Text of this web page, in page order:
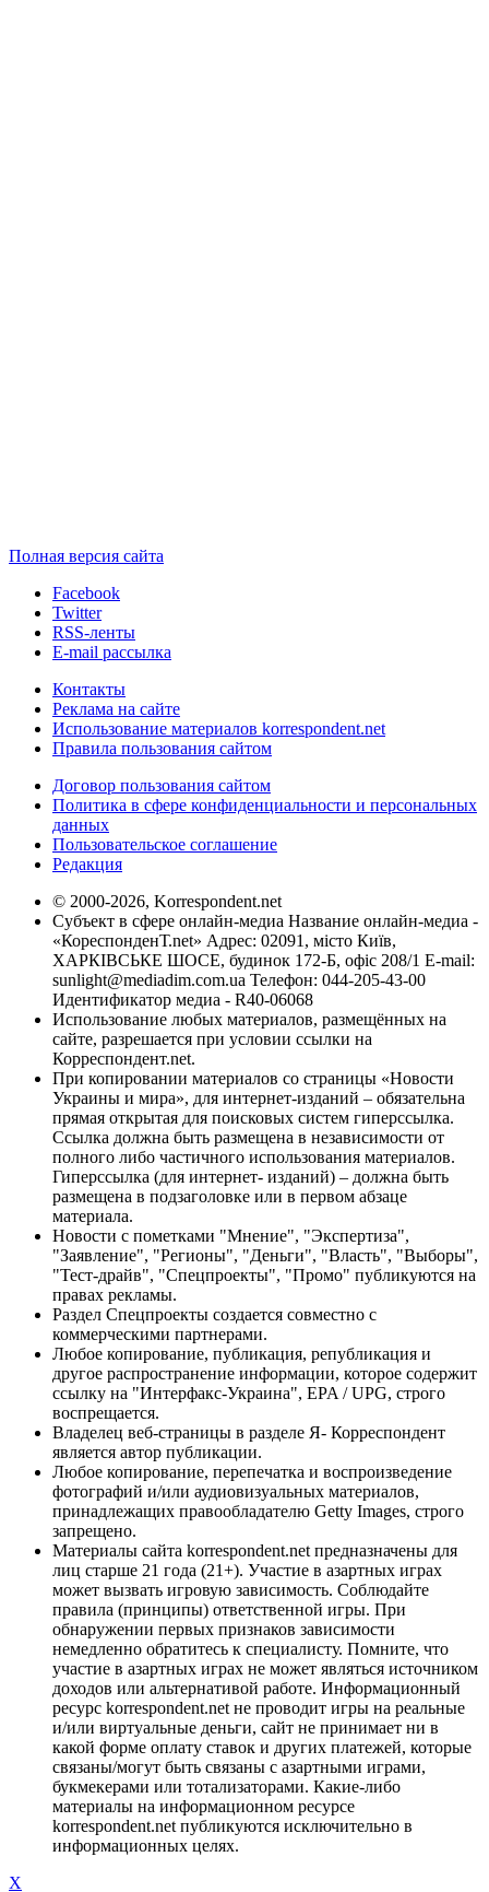
Полная версия сайта
Facebook
Twitter
RSS-ленты
E-mail рассылка
Контакты
Реклама на сайте
Использование материалов korrespondent.net
Правила пользования сайтом
Договор пользования сайтом
Политика в сфере конфиденциальности и персональных
данных
Пользовательское соглашение
Редакция
© 2000-2026, Korrespondent.net
Субъект в сфере онлайн-медиа Название онлайн-медиа -
«КореспонденТ.net» Адрес: 02091, місто Київ,
ХАРКІВСЬКЕ ШОСЕ, будинок 172-Б, офіс 208/1 E-mail:
sunlight@mediadim.com.ua Телефон: 044-205-43-00
Идентификатор медиа - R40-06068
Использование любых материалов, размещённых на
сайте, разрешается при условии ссылки на
Корреспондент.net.
При копировании материалов со страницы «Новости
Украины и мира», для интернет-изданий – обязательна
прямая открытая для поисковых систем гиперссылка.
Ссылка должна быть размещена в независимости от
полного либо частичного использования материалов.
Гиперссылка (для интернет- изданий) – должна быть
размещена в подзаголовке или в первом абзаце
материала.
Новости с пометками "Мнение", "Экспертиза",
"Заявление", "Регионы", "Деньги", "Власть", "Выборы",
"Тест-драйв", "Спецпроекты", "Промо" публикуются на
правах рекламы.
Раздел Спецпроекты создается совместно с
коммерческими партнерами.
Любое копирование, публикация, републикация и
другое распространение информации, которое содержит
ссылку на "Интерфакс-Украина", EPA / UPG, строго
воспрещается.
Владелец веб-страницы в разделе Я- Корреспондент
является автор публикации.
Любое копирование, перепечатка и воспроизведение
фотографий и/или аудиовизуальных материалов,
принадлежащих правообладателю Getty Images, строго
запрещено.
Материалы сайта korrespondent.net предназначены для
лиц старше 21 года (21+). Участие в азартных играх
может вызвать игровую зависимость. Соблюдайте
правила (принципы) ответственной игры. При
обнаружении первых признаков зависимости
немедленно обратитесь к специалисту. Помните, что
участие в азартных играх не может являться источником
доходов или альтернативой работе. Информационный
ресурс korrespondent.net не проводит игры на реальные
и/или виртуальные деньги, сайт не принимает ни в
какой форме оплату ставок и других платежей, которые
связаны/могут быть связаны с азартными играми,
букмекерами или тотализаторами. Какие-либо
материалы на информационном ресурсе
korrespondent.net публикуются исключительно в
информационных целях.
X